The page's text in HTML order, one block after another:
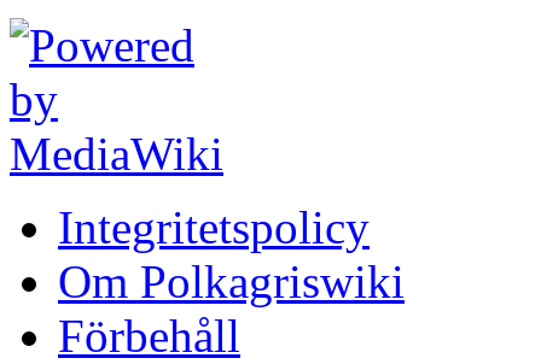
Integritetspolicy
Om Polkagriswiki
Förbehåll